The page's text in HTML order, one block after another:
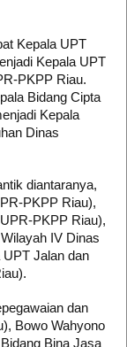
Kepala UPT
Kepala UPT
PKPP Riau.
Bidang Cipta
Kepala
Dinas
diantaranya,
PKPP Riau),
PKPP Riau),
IV Dinas
Jalan dan
dan
Bowo Wahyono
Bina Jasa